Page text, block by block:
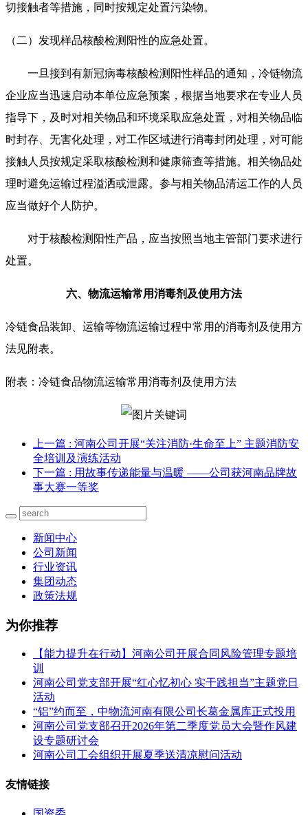
切接触者等措施，同时按规定处置污染物。
（二）发现样品核酸检测阳性的应急处置。
一旦接到有新冠病毒核酸检测阳性样品的通知，冷链物流
企业应当迅速启动本单位应急预案，根据当地要求在专业人员
指导下，及时对相关物品和环境采取应急处置，对相关物品临
时封存、无害化处理，对工作区域进行消毒封闭处理，对可能
接触人员按规定采取核酸检测和健康筛查等措施。相关物品处
理时避免运输过程溢洒或泄露。参与相关物品清运工作的人员
应当做好个人防护。
对于核酸检测阳性产品，应当按照当地主管部门要求进行
处置。
六、物流运输常用消毒剂及使用方法
冷链食品装卸、运输等物流运输过程中常用的消毒剂及使用方
法见附表。
附表： 冷链食品物流运输常用消毒剂及使用方法
上一篇 : 河南公司开展“关注消防·生命至上” 主题消防安
全培训及演练活动
下一篇 : 用故事传递能量与温暖 ——公司获河南品牌故
事大赛一等奖
新闻中心
公司新闻
行业资讯
集团动态
政策法规
为你推荐
【能力提升在行动】河南公司开展合同风险管理专题培
训
河南公司党支部开展“红心忆初心 实干践担当”主题党日
活动
“铝”约而至，中物流河南有限公司长葛金属库正式投用
河南公司党支部召开2026年第二季度党员大会暨作风建
设专题研讨会
河南公司工会组织开展夏季送清凉慰问活动
友情链接